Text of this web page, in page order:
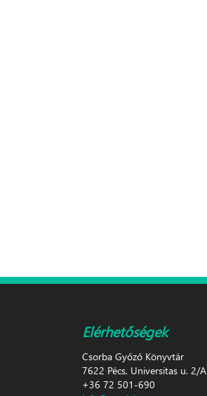
Elérhetőségek
Csorba Győző Könyvtár
7622 Pécs, Universitas u. 2/A
+36 72 501-690